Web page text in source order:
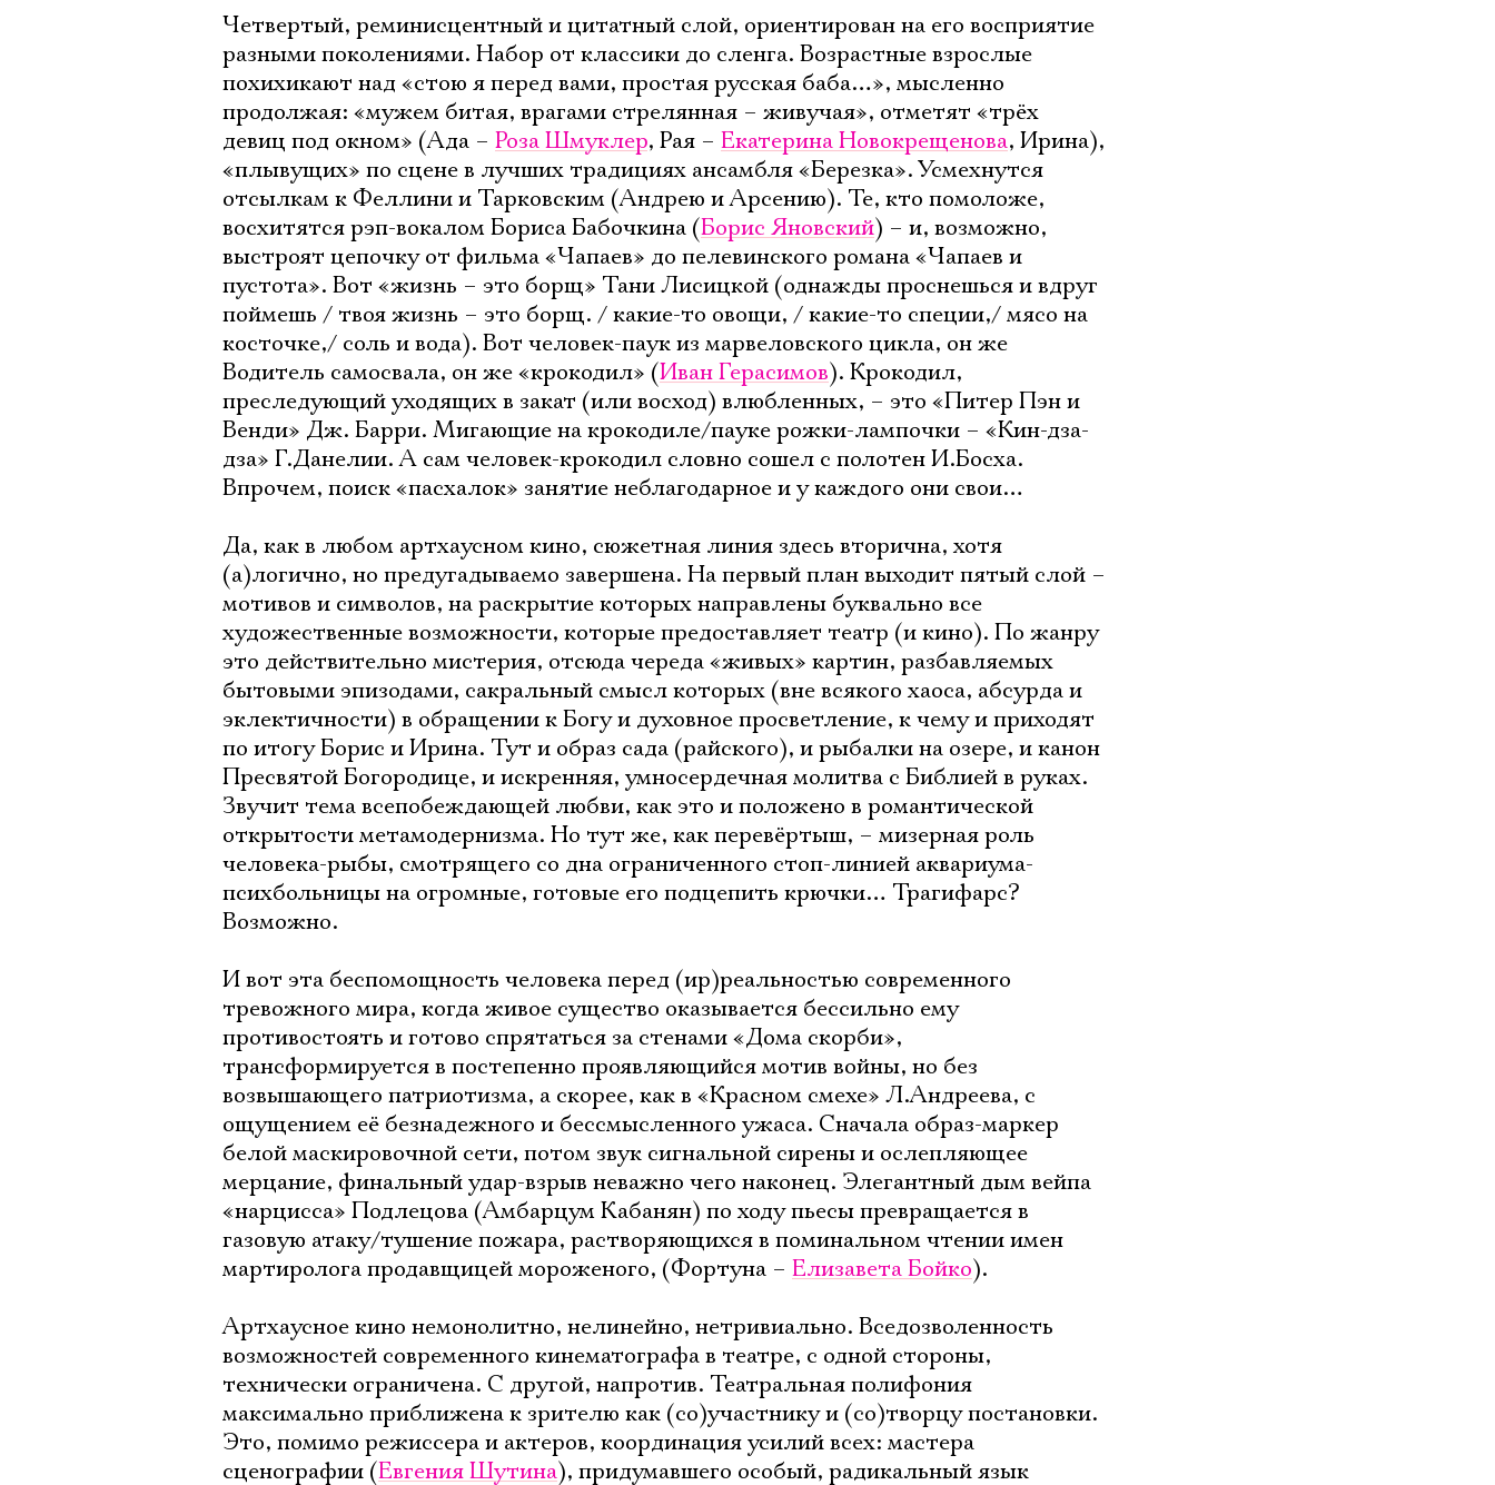
Четвертый, реминисцентный и цитатный слой, ориентирован на его восприятие
разными поколениями. Набор от классики до сленга. Возрастные взрослые
похихикают над «стою я перед вами, простая русская баба…», мысленно
продолжая: «мужем битая, врагами стрелянная – живучая», отметят «трёх
девиц под окном» (Ада – Роза Шмуклер, Рая – Екатерина Новокрещенова, Ирина),
«плывущих» по сцене в лучших традициях ансамбля «Березка». Усмехнутся
отсылкам к Феллини и Тарковским (Андрею и Арсению). Те, кто помоложе,
восхитятся рэп-вокалом Бориса Бабочкина (Борис Яновский) – и, возможно,
выстроят цепочку от фильма «Чапаев» до пелевинского романа «Чапаев и
пустота». Вот «жизнь – это борщ» Тани Лисицкой (однажды проснешься и вдруг
поймешь / твоя жизнь – это борщ. / какие-то овощи, / какие-то специи,/ мясо на
косточке,/ соль и вода). Вот человек-паук из марвеловского цикла, он же
Водитель самосвала, он же «крокодил» (Иван Герасимов). Крокодил,
преследующий уходящих в закат (или восход) влюбленных, – это «Питер Пэн и
Венди» Дж. Барри. Мигающие на крокодиле/пауке рожки-лампочки – «Кин-дза-
дза» Г.Данелии. А сам человек-крокодил словно сошел с полотен И.Босха.
Впрочем, поиск «пасхалок» занятие неблагодарное и у каждого они свои…
Да, как в любом артхаусном кино, сюжетная линия здесь вторична, хотя
(а)логично, но предугадываемо завершена. На первый план выходит пятый слой –
мотивов и символов, на раскрытие которых направлены буквально все
художественные возможности, которые предоставляет театр (и кино). По жанру
это действительно мистерия, отсюда череда «живых» картин, разбавляемых
бытовыми эпизодами, сакральный смысл которых (вне всякого хаоса, абсурда и
эклектичности) в обращении к Богу и духовное просветление, к чему и приходят
по итогу Борис и Ирина. Тут и образ сада (райского), и рыбалки на озере, и канон
Пресвятой Богородице, и искренняя, умносердечная молитва с Библией в руках.
Звучит тема всепобеждающей любви, как это и положено в романтической
открытости метамодернизма. Но тут же, как перевёртыш, – мизерная роль
человека-рыбы, смотрящего со дна ограниченного стоп-линией аквариума-
психбольницы на огромные, готовые его подцепить крючки… Трагифарс?
Возможно.
И вот эта беспомощность человека перед (ир)реальностью современного
тревожного мира, когда живое существо оказывается бессильно ему
противостоять и готово спрятаться за стенами «Дома скорби»,
трансформируется в постепенно проявляющийся мотив войны, но без
возвышающего патриотизма, а скорее, как в «Красном смехе» Л.Андреева, с
ощущением её безнадежного и бессмысленного ужаса. Сначала образ-маркер
белой маскировочной сети, потом звук сигнальной сирены и ослепляющее
мерцание, финальный удар-взрыв неважно чего наконец. Элегантный дым вейпа
«нарцисса» Подлецова (Амбарцум Кабанян) по ходу пьесы превращается в
газовую атаку/тушение пожара, растворяющихся в поминальном чтении имен
мартиролога продавщицей мороженого, (Фортуна – Елизавета Бойко).
Артхаусное кино немонолитно, нелинейно, нетривиально. Вседозволенность
возможностей современного кинематографа в театре, с одной стороны,
технически ограничена. С другой, напротив. Театральная полифония
максимально приближена к зрителю как (со)участнику и (со)творцу постановки.
Это, помимо режиссера и актеров, координация усилий всех: мастера
сценографии (Евгения Шутина), придумавшего особый, радикальный язык
Ознакомиться